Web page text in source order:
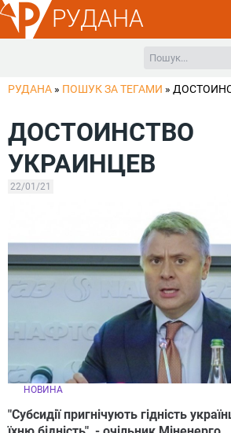
РУДАНА
РУДАНА » ПОШУК ЗА ТЕГАМИ »
ДОСТОИНСТВО
УКРАИНЦЕВ
22/01/21
НОВИНА
"Субсидії пригнічують гідність